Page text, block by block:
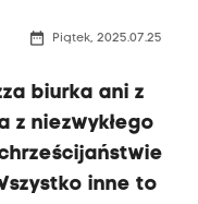
date_range Piątek, 2025.07.25
biurka ani z
z niezwykłego
inne to